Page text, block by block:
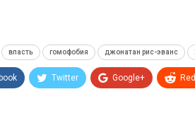
власть гомофобия джонатан рис-эванс
Twitter Google+